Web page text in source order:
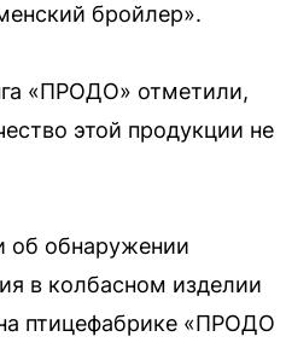
бройлер».
«ПРОДО» отметили,
этой продукции не
об обнаружении
в колбасном изделии
птицефабрике «ПРОДО